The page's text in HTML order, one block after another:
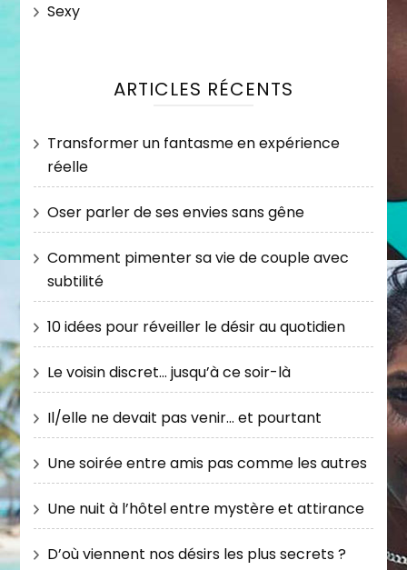
Sexy
ARTICLES RÉCENTS
Transformer un fantasme en expérience
réelle
Oser parler de ses envies sans gêne
Comment pimenter sa vie de couple avec
subtilité
10 idées pour réveiller le désir au quotidien
Le voisin discret… jusqu’à ce soir-là
Il/elle ne devait pas venir… et pourtant
Une soirée entre amis pas comme les autres
Une nuit à l’hôtel entre mystère et attirance
D’où viennent nos désirs les plus secrets ?